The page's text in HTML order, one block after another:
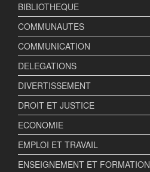
BIBLIOTHEQUE
COMMUNAUTES
COMMUNICATION
DELEGATIONS
DIVERTISSEMENT
DROIT ET JUSTICE
ECONOMIE
EMPLOI ET TRAVAIL
ENSEIGNEMENT ET FORMATION